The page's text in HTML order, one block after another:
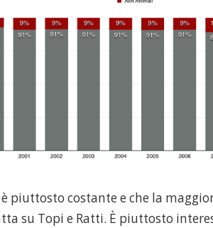
piuttosto costante e che la
su Topi e Ratti. È piuttosto